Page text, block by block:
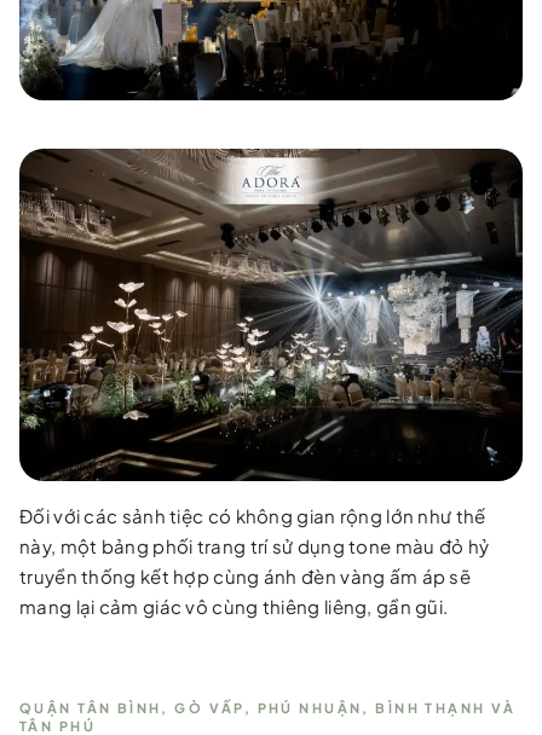
Đối với các sảnh tiệc có không gian rộng lớn như thế
này, một bảng phối trang trí sử dụng tone màu đỏ hỷ
truyền thống kết hợp cùng ánh đèn vàng ấm áp sẽ
mang lại cảm giác vô cùng thiêng liêng, gần gũi.
QUẬN TÂN BÌNH, GÒ VẤP, PHÚ NHUẬN, BÌNH THẠNH VÀ
TÂN PHÚ